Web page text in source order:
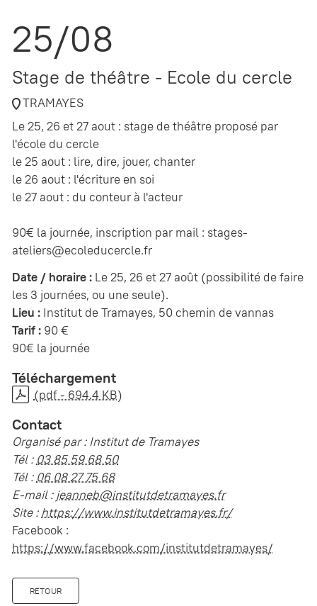
25/08
Stage de théâtre - Ecole du cercle
TRAMAYES
Le 25, 26 et 27 aout : stage de théâtre proposé par
l'école du cercle
le 25 aout : lire, dire, jouer, chanter
le 26 aout : l'écriture en soi
le 27 aout : du conteur à l'acteur
90€ la journée, inscription par mail : stages-
ateliers@ecoleducercle.fr
Date / horaire : Le 25, 26 et 27 août (possibilité de faire
les 3 journées, ou une seule).
Lieu : Institut de Tramayes, 50 chemin de vannas
Tarif : 90 €
90€ la journée
Téléchargement
(pdf - 694.4 KB)
Contact
Organisé par : Institut de Tramayes
Tél : 03 85 59 68 50
Tél : 06 08 27 75 68
E-mail :jeanneb@institutdetramayes.fr
Site :https://www.institutdetramayes.fr/
Facebook :
https://www.facebook.com/institutdetramayes/
RETOUR